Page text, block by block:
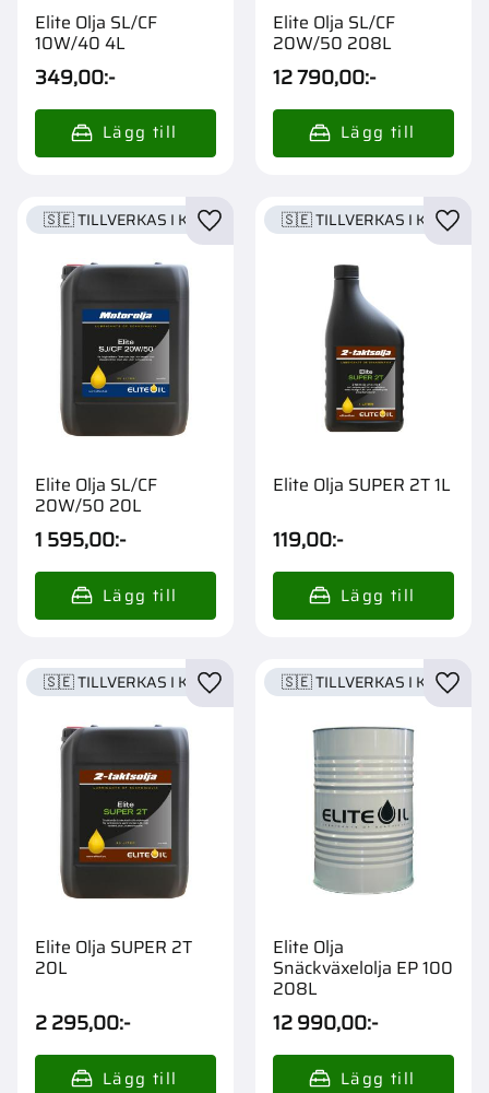
Elite Olja SL/CF
10W/40 4L
349,00:-
Elite Olja SL/CF
20W/50 208L
12 790,00:-
Elite Olja SL/CF
20W/50 20L
1 595,00:-
🇸🇪 TILLVERKAS I KARLSTADLägg till i favoriter
Elite Olja SUPER 2T 1L
119,00:-
🇸🇪 TILLVERKAS I
Elite Olja SUPER 2T
20L
2 295,00:-
🇸🇪 TILLVERKAS I KARLSTADLägg till i favoriter
Elite Olja
Snäckväxelolja EP 100
208L
12 990,00:-
🇸🇪 TILLVERKAS I